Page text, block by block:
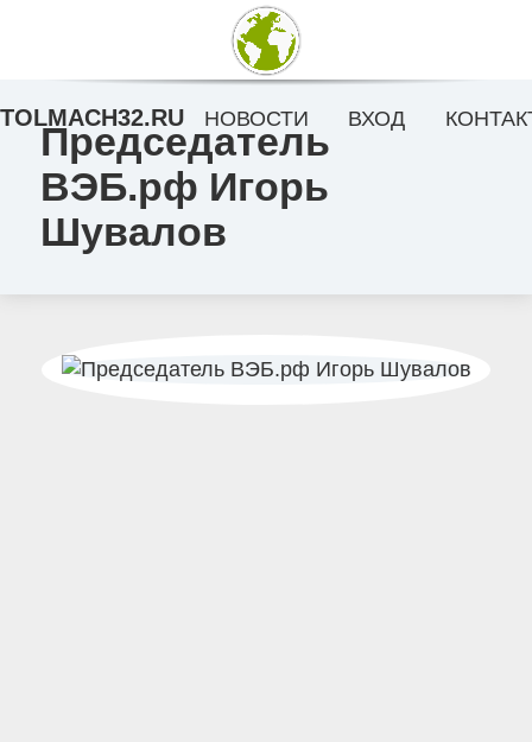
Председатель
ВЭБ.рф Игорь
Шувалов
TOLMACH32.RU НОВОСТИ ВХОД